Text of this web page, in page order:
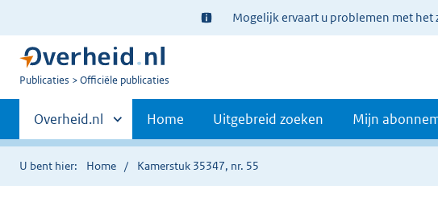
Ter
informatie:
Mogelijk ervaart u problemen met het
U
Publicaties Officiële publicaties
Primaire
navigatie
Andere
sites
binnen
Overheid.nl Home Uitgebreid zoeken Mijn
U bent hier: Home Kamerstuk 35347, nr. 55